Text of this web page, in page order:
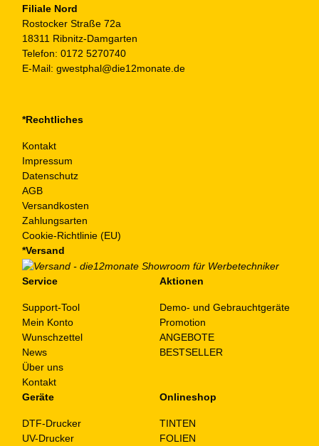
Filiale Nord
Rostocker Straße 72a
18311 Ribnitz-Damgarten
Telefon: 0172 5270740
E-Mail: gwestphal@die12monate.de
*Rechtliches
Kontakt
Impressum
Datenschutz
AGB
Versandkosten
Zahlungsarten
Cookie-Richtlinie (EU)
*Versand
Service
Support-Tool
Mein Konto
Wunschzettel
News
Über uns
Kontakt
Aktionen
Demo- und Gebrauchtgeräte
Promotion
ANGEBOTE
BESTSELLER
Geräte
DTF-Drucker
UV-Drucker
Onlineshop
TINTEN
FOLIEN